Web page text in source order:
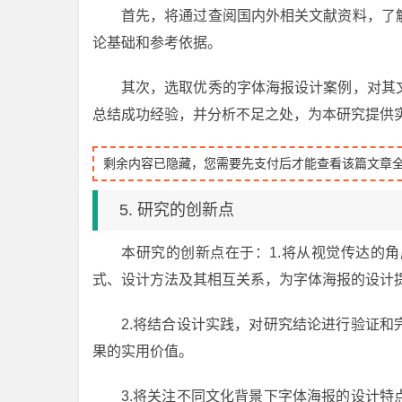
首先，将通过查阅国内外相关文献资料，
论基础和参考依据。
其次，选取优秀的字体海报设计案例，对
总结成功经验，并分析不足之处，为本研究提供
剩余内容已隐藏，您需要先支付后才能查看该篇文章
5. 研究的创新点
本研究的创新点在于：1.将从视觉传达的
式、设计方法及其相互关系，为字体海报的设计
2.将结合设计实践，对研究结论进行验证
果的实用价值。
3.将关注不同文化背景下字体海报的设计